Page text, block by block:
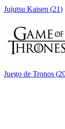
Jujutsu Kaisen (21)
Juego de Tronos (